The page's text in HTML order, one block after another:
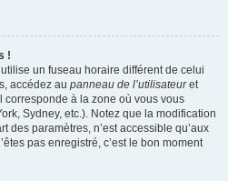
!
utilise un fuseau horaire différent de celui
accédez au panneau de l’utilisateuret
corresponde à la zone où vous vous
Sydney, etc.). Notez que la modification
des paramètres, n’est accessible qu’aux
pas enregistré, c’est le bon moment